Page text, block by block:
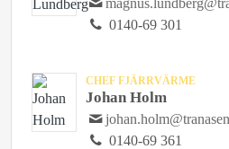
0140-69 301
CHEF FJÄRRVÄRME
Johan Holm
0140-69 361